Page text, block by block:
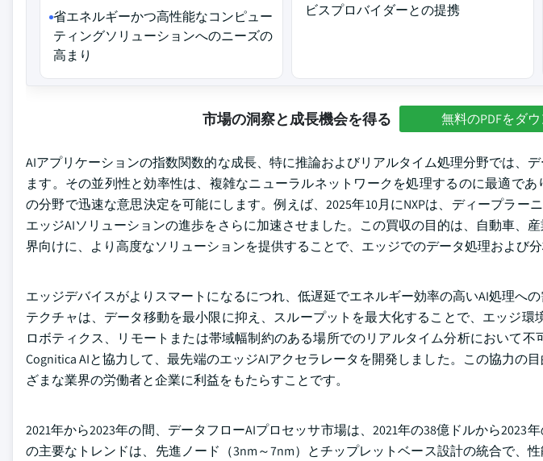
省エネルギーかつ高性能なコンピュー
ティングソリューションへのニーズの
高まり
ビスプロバイダーとの提携
市場の洞察と成長機会を得る 無料のPDFをダ
AIアプリケーションの指数関数的な成長、特に推論およびリアルタイム処理分野では、
ます。その並列性と効率性は、複雑なニューラルネットワークを処理するのに最適で
の分野で迅速な意思決定を可能にします。例えば、2025年10月にNXPは、ディープラー
エッジAIソリューションの進歩をさらに加速させました。この買収の目的は、自動車、
界向けに、より高度なソリューションを提供することで、エッジでのデータ処理および分
エッジデバイスがよりスマートになるにつれ、低遅延でエネルギー効率の高いAI処理へ
テクチャは、データ移動を最小限に抑え、スループットを最大化することで、エッジ環
ロボティクス、リモートまたは帯域幅制約のある場所でのリアルタイム分析において不
Cognitica AIと協力して、最先端のエッジAIアクセラレータを開発しました。この協力の
ざまな業界の労働者と企業に利益をもたらすことです。
2021年から2023年の間、データフローAIプロセッサ市場は、2021年の38億ドルから2023
の主要なトレンドは、先進ノード（3nm～7nm）とチップレットベース設計の統合で、